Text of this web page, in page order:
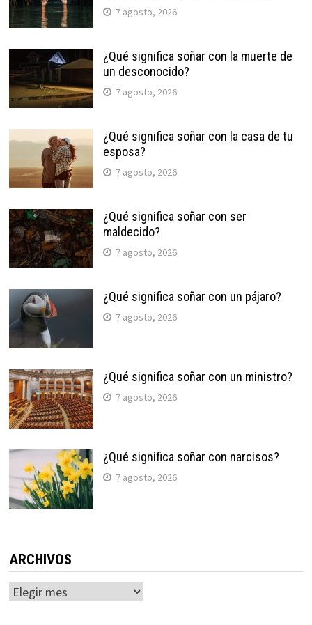
7 agosto, 2026
¿Qué significa soñar con la muerte de
un desconocido?
7 agosto, 2026
¿Qué significa soñar con la casa de tu
esposa?
7 agosto, 2026
¿Qué significa soñar con ser
maldecido?
7 agosto, 2026
¿Qué significa soñar con un pájaro?
7 agosto, 2026
¿Qué significa soñar con un ministro?
7 agosto, 2026
¿Qué significa soñar con narcisos?
7 agosto, 2026
ARCHIVOS
Archivos